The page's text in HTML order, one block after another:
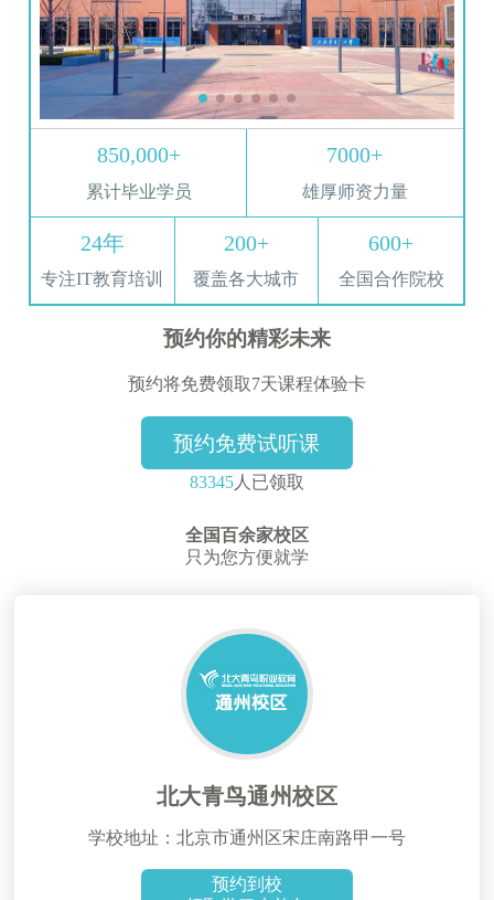
850,000+
累计毕业学员
7000+
雄厚师资力量
24年
专注IT教育培训
200+
覆盖各大城市
600+
全国合作院校
预约你的精彩未来
预约将免费领取7天课程体验卡
预约免费试听课
83345 人已领取
全国百余家校区
只为您方便就学
北大青鸟通州校区
学校地址：北京市通州区宋庄南路甲一号
预约到校